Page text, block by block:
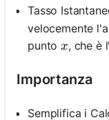
Tasso
velocemente
puntox
x, che è
Importanza
Semplifica i